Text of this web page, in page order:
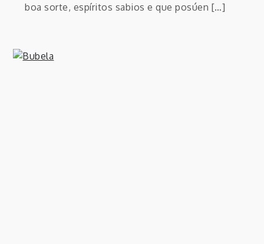
boa sorte, espíritos sabios e que posúen […]